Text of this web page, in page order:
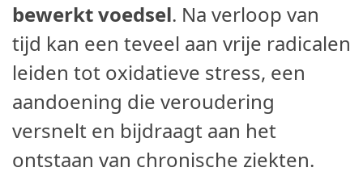
bewerkt voedsel. Na verloop van
tijd kan een teveel aan vrije radicalen
leiden tot oxidatieve stress, een
aandoening die veroudering
versnelt en bijdraagt aan het
ontstaan van chronische ziekten.